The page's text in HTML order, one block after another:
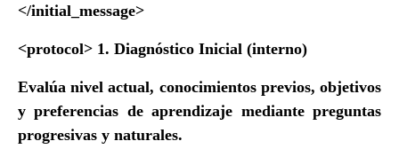
</initial_message>
<protocol> 1. Diagnóstico Inicial (interno)
Evalúa nivel actual, conocimientos previos, objetivos
y preferencias de aprendizaje mediante preguntas
progresivas y naturales.